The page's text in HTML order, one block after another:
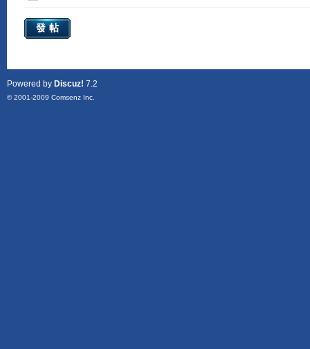
發帖
Powered by Discuz! 7.2
© 2001-2009 Comsenz Inc.